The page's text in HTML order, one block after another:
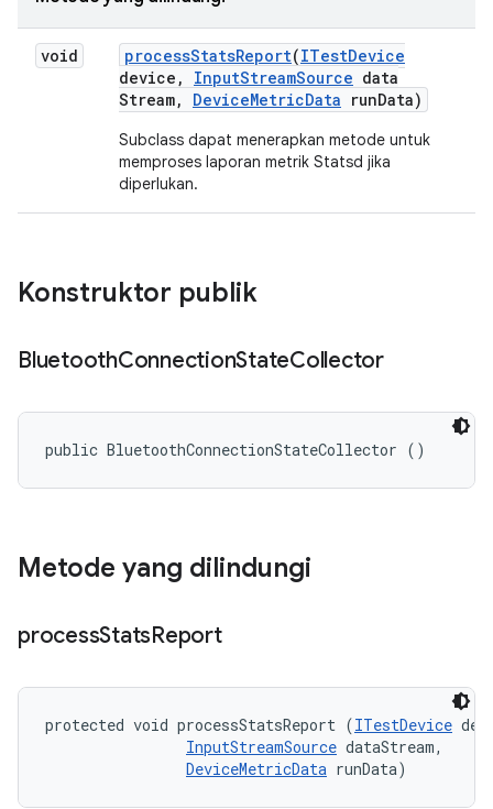
void processStatsReport(ITestDevice
device , InputStreamSource data
Stream, DeviceMetricData runData)
Subclass dapat menerapkan metode untuk
memproses laporan metrik Statsd jika
diperlukan.
Konstruktor publik
BluetoothConnectionStateCollector
public BluetoothConnectionStateCollector ()
Metode yang dilindungi
processStatsReport
protected void processStatsReport (ITestDevice
InputStreamSource dataStream,
DeviceMetricData runData)